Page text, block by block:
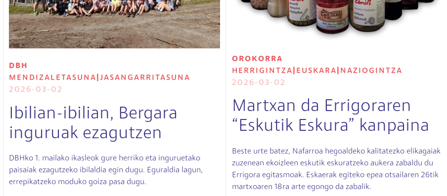
DBH
MENDIZALETASUNA JASANGARRITASUNA
2026-03-02
Ibilian-ibilian, Bergara
inguruak ezagutzen
DBHko 1. mailako ikasleok gure herriko eta inguruetako
paisaiak ezagutzeko ibilaldia egin dugu. Eguraldia lagun,
errepikatzeko moduko goiza pasa dugu.
OROKORRA
HERRIGINTZA
EUSKARA
NAZIOGINTZA
2026-03-02
Martxan da Errigoraren
“Eskutik Eskura” kanpaina
Beste urte batez, Nafarroa hegoaldeko kalitatezko elikagaiak
zuzenean ekoizleen eskutik eskuratzeko aukera zabaldu du
Errigora egitasmoak. Eskaerak egiteko epea otsailaren 26tik
martxoaren 18ra arte egongo da zabalik.